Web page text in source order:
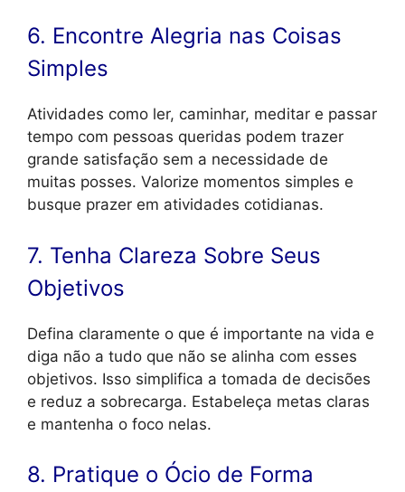
6. Encontre Alegria nas Coisas
Simples
Atividades como ler, caminhar, meditar e passar
tempo com pessoas queridas podem trazer
grande satisfação sem a necessidade de
muitas posses. Valorize momentos simples e
busque prazer em atividades cotidianas.
7. Tenha Clareza Sobre Seus
Objetivos
Defina claramente o que é importante na vida e
diga não a tudo que não se alinha com esses
objetivos. Isso simplifica a tomada de decisões
e reduz a sobrecarga. Estabeleça metas claras
e mantenha o foco nelas.
8. Pratique o Ócio de Forma